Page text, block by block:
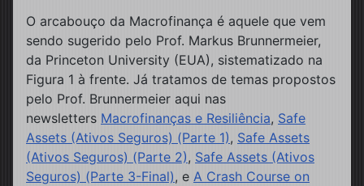
O arcabouço da Macrofinança é aquele que vem
sendo sugerido pelo Prof. Markus Brunnermeier,
da Princeton University (EUA), sistematizado na
Figura 1 à frente. Já tratamos de temas propostos
pelo Prof. Brunnermeier aqui nas
newsletters Macrofinanças e Resiliência, Safe
Assets (Ativos Seguros) (Parte 1), Safe Assets
(Ativos Seguros) (Parte 2), Safe Assets (Ativos
Seguros) (Parte 3-Final), e A Crash Course on